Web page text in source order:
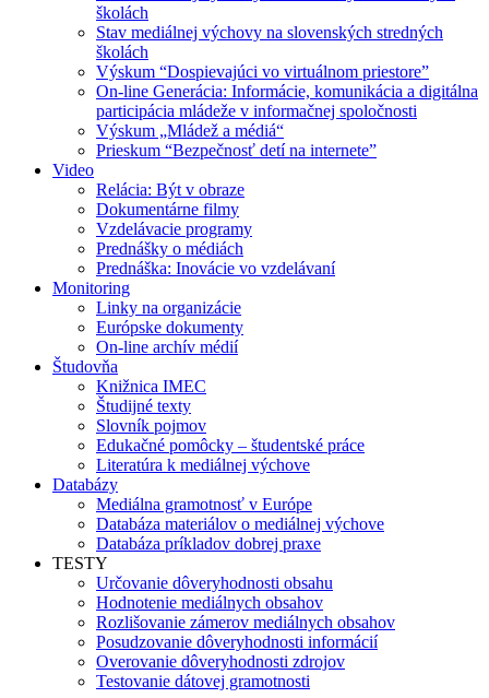
školách
Stav mediálnej výchovy na slovenských stredných
školách
Výskum “Dospievajúci vo virtuálnom priestore”
On-line Generácia: Informácie, komunikácia a digitálna
participácia mládeže v informačnej spoločnosti
Výskum „Mládež a médiá“
Prieskum “Bezpečnosť detí na internete”
Video
Relácia: Být v obraze
Dokumentárne filmy
Vzdelávacie programy
Prednášky o médiách
Prednáška: Inovácie vo vzdelávaní
Monitoring
Linky na organizácie
Európske dokumenty
On-line archív médií
Študovňa
Knižnica IMEC
Študijné texty
Slovník pojmov
Edukačné pomôcky – študentské práce
Literatúra k mediálnej výchove
Databázy
Mediálna gramotnosť v Európe
Databáza materiálov o mediálnej výchove
Databáza príkladov dobrej praxe
TESTY
Určovanie dôveryhodnosti obsahu
Hodnotenie mediálnych obsahov
Rozlišovanie zámerov mediálnych obsahov
Posudzovanie dôveryhodnosti informácií
Overovanie dôveryhodnosti zdrojov
Testovanie dátovej gramotnosti